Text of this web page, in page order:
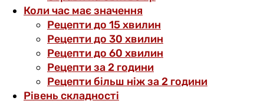
Коли час має значення
Рецепти до 15 хвилин
Рецепти до 30 хвилин
Рецепти до 60 хвилин
Рецепти за 2 години
Рецепти більш ніж за 2 години
Рівень складності